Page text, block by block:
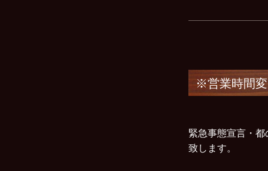
※営業時間
緊急事態宣言・
致します。